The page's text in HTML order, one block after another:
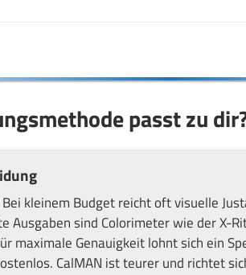
passt zu
kleinem Budget reicht oft visuelle
Ausgaben sind Colorimeter wie der X-
maximale Genauigkeit lohnt sich ein
CalMAN ist teurer und richtet